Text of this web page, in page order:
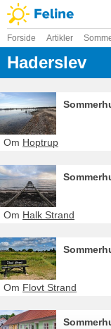
Forside Artikler
Haderslev
Om Hoptrup
Om Halk Strand
Om Flovt Strand